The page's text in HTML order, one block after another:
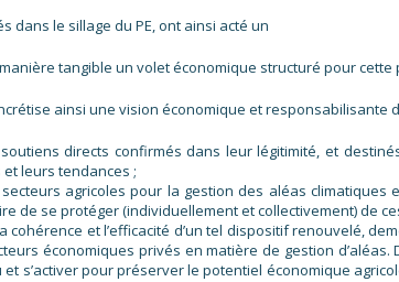
dans le sillage du PE, ont ainsi acté un
tangible un volet économique structuré pour
ainsi une vision économique et
directs confirmés dans leur légitimité, et
leurs tendances ;
agricoles pour la gestion des aléas
de se protéger (individuellement et collectivement) de
et l’efficacité d’un tel dispositif renouvelé,
économiques privés en matière de gestion
s’activer pour préserver le potentiel économique